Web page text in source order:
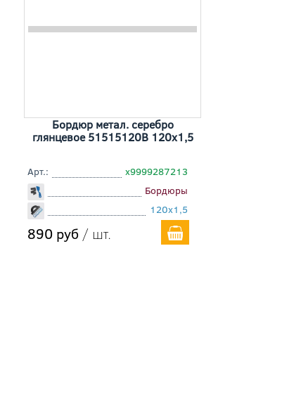
Бордюр метал. серебро
глянцевое 51515120B 120x1,5
Арт.:
х9999287213
Бордюры
120x1,5
890 руб / шт.